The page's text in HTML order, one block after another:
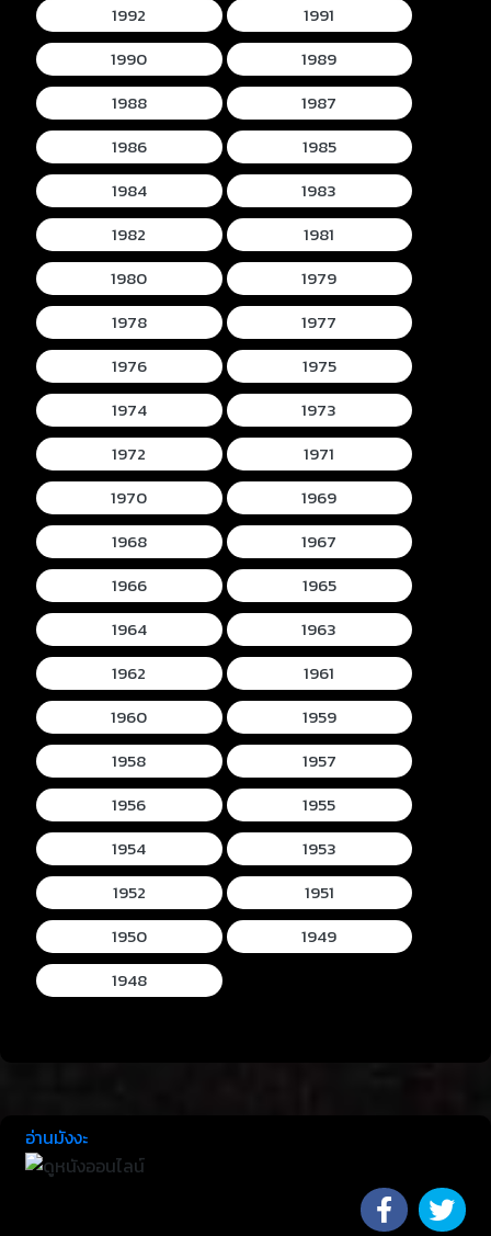
1992
1991
1990
1989
1988
1987
1986
1985
1984
1983
1982
1981
1980
1979
1978
1977
1976
1975
1974
1973
1972
1971
1970
1969
1968
1967
1966
1965
1964
1963
1962
1961
1960
1959
1958
1957
1956
1955
1954
1953
1952
1951
1950
1949
1948
อ่านมังงะ